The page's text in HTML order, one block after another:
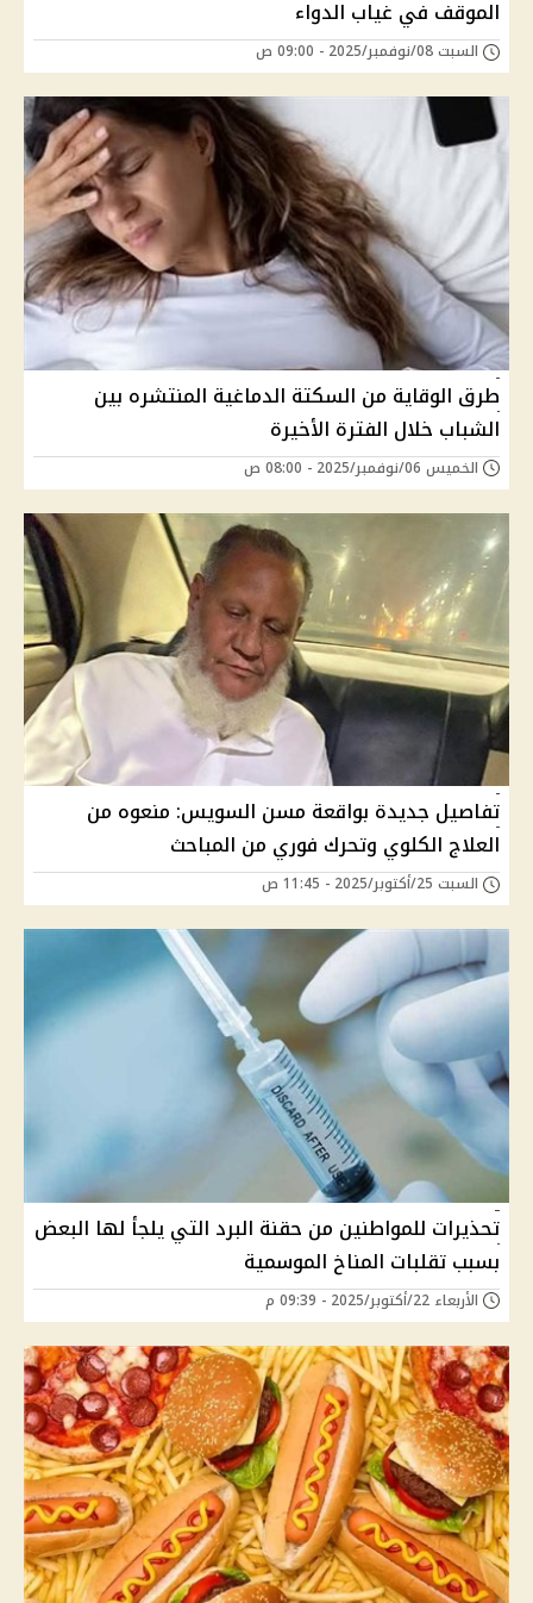
الموقف في غياب الدواء
السبت 08/نوفمبر/2025 - 09:00 ص
طرق الوقاية من السكتة الدماغية المنتشره بين
الشباب خلال الفترة الأخيرة
الخميس 06/نوفمبر/2025 - 08:00 ص
تفاصيل جديدة بواقعة مسن السويس: منعوه من
العلاج الكلوي وتحرك فوري من المباحث
السبت 25/أكتوبر/2025 - 11:45 ص
تحذيرات للمواطنين من حقنة البرد التي يلجأ لها البعض
بسبب تقلبات المناخ الموسمية
الأربعاء 22/أكتوبر/2025 - 09:39 م